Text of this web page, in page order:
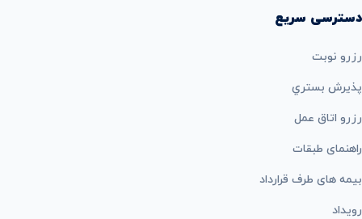
دسترسی سریع
رزرو نوبت
پذيرش بستري
رزرو اتاق عمل
راهنمای طبقات
بيمه های طرف قرارداد
رویداد